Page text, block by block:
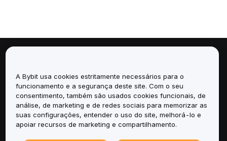
Serviços
Suporte
A Bybit usa cookies estritamente necessários para o
funcionamento e a segurança deste site. Com o seu
consentimento, também são usados cookies funcionais, de
análise, de marketing e de redes sociais para memorizar as
suas configurações, entender o uso do site, melhorá-lo e
apoiar recursos de marketing e compartilhamento.